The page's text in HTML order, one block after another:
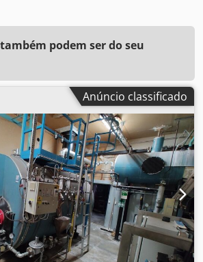
podem ser do seu
Anúncio classificado